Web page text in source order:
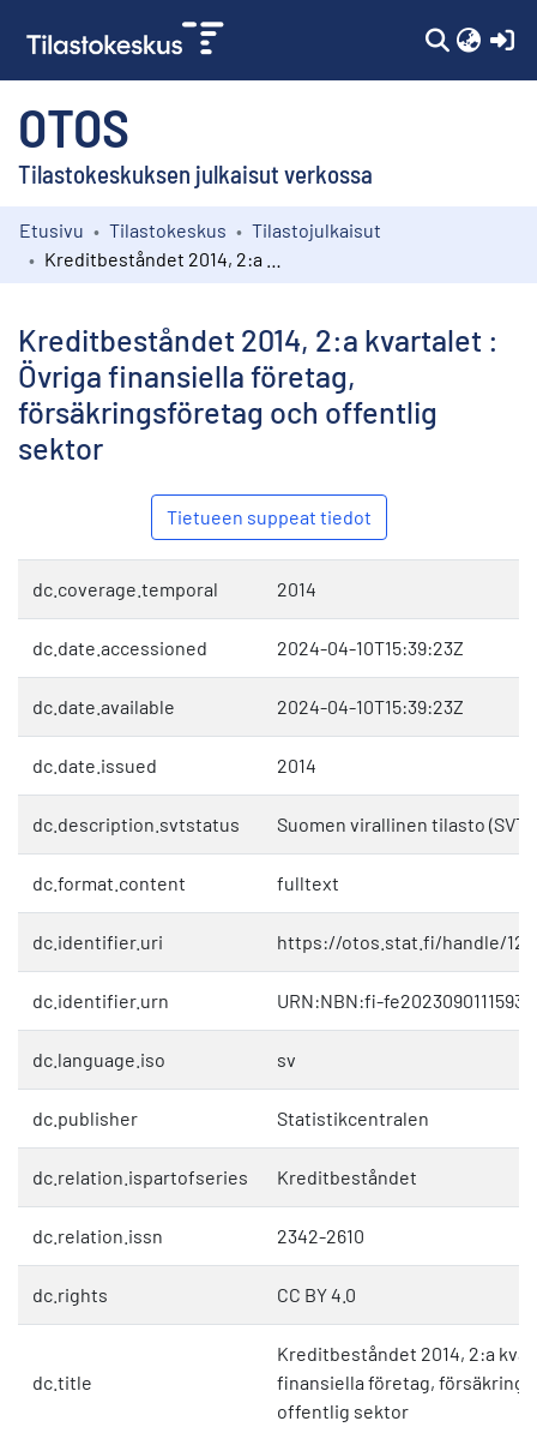
OTOS
Tilastokeskuksen julkaisut verkossa
Kokoelmat
Etusivu Tilastokeskus
Tilastojulkaisut
Kreditbeståndet 2014, 2:a kvartalet :
Övriga finansiella företag,
försäkringsföretag och offentlig
sektor
Tietueen suppeat tiedot
dc.coverage.temporal 2014
dc.date.accessioned 2024-04-10T15:39:23Z
dc.date.available 2024-04-10T15:39:23Z
dc.date.issued 2014
dc.description.svtstatus Suomen virallinen tilasto (SVT)
dc.format.content fulltext
dc.identifier.uri https://otos.stat.fi/handle/
dc.identifier.urn URN:NBN:fi-fe20230901115936
dc.language.iso sv
dc.publisher Statistikcentralen
dc.relation.ispartofseries Kreditbeståndet
dc.relation.issn 2342-2610
dc.rights CC BY 4.0
dc.title
Kreditbeståndet 2014, 2:a
finansiella företag,
offentlig sektor